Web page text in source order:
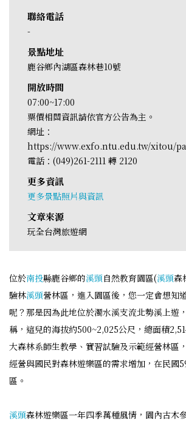
聯絡電話
-
景點地址
鹿谷鄉內湖區森林巷10號
開放時間
07:00~17:00
票價相關資訊請依官方公告為主。
網址：
https://www.exfo.ntu.edu.tw/xitou/
電話：(049)261-2111 轉 2120
更多資訊
更多景點照片與資訊
文章來源
玩全台灣旅遊網
位於南投縣鹿谷鄉的溪頭自然教育園區(溪頭森
驗林溪頭營林區，進入園區後，您一定會想知
呢？那是因為此地位於濁水溪支流北勢溪上遊
稱，這兒的海拔約500~2,025公尺，總面積
大森林系師生教學、實習試驗及示範經營林區
經營與國民對森林遊樂區的需求增加，在民國
區。
溪頭森林遊樂區一年四季萬種風情，園內古木